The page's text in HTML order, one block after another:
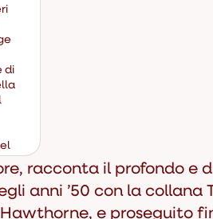
di
racconta il profondo
anni ’50 con la collana
e proseguito